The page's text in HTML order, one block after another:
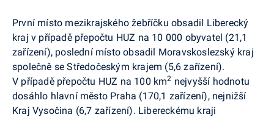
První místo mezikrajského žebříčku obsadil Liberecký
kraj v případě přepočtu HUZ na 10 000 obyvatel (21,1
zařízení), poslední místo obsadil Moravskoslezský kraj
společně se Středočeským krajem (5,6 zařízení).
V případě přepočtu HUZ na 100 km2 nejvyšší hodnotu
dosáhlo hlavní město Praha (170,1 zařízení), nejnižší
Kraj Vysočina (6,7 zařízení). Libereckému kraji